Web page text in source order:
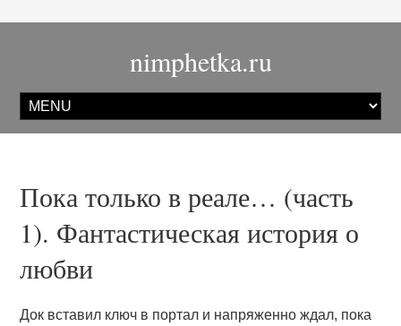
nimphetka.ru
Пока только в реале… (часть
1). Фантастическая история о
любви
Док вставил ключ в портал и напряженно ждал, пока